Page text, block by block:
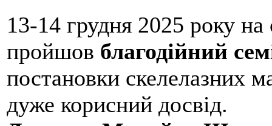
13-14 грудня 2025 року
пройшов благодійний
постановки скелелазних
дуже корисний досвід.